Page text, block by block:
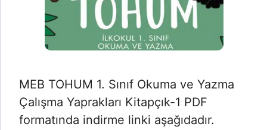
MEB TOHUM 1. Sınıf Okuma ve Yazma
Çalışma Yaprakları Kitapçık-1 PDF
formatında indirme linki aşağıdadır.